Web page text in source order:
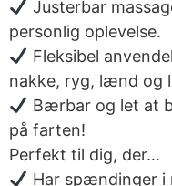
Justerbar
personlig oplevelse.
Fleksibel
nakke, ryg, lænd og
Bærbar og let at
på farten!
Perfekt til dig, der…
Har spændinger i